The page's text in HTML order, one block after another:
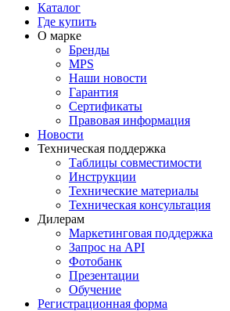
Каталог
Где купить
О марке
Бренды
MPS
Наши новости
Гарантия
Сертификаты
Правовая информация
Новости
Техническая поддержка
Таблицы совместимости
Инструкции
Технические материалы
Техническая консультация
Дилерам
Маркетинговая поддержка
Запрос на API
Фотобанк
Презентации
Обучение
Регистрационная форма